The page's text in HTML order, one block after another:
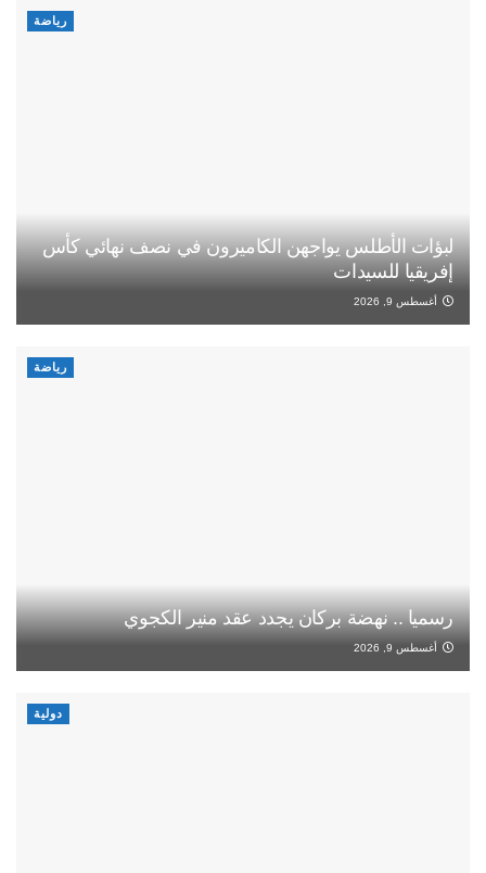
رياضة
لبؤات الأطلس يواجهن الكاميرون في نصف نهائي كأس
إفريقيا للسيدات
أغسطس 9, 2026
رياضة
رسميا .. نهضة بركان يجدد عقد منير الكجوي
أغسطس 9, 2026
دولية